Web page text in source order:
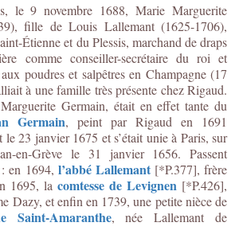
le 9 novembre 1688, Marie Marguerite
fille de Louis Lallemant (1625-1706),
Étienne et du Plessis, marchand de draps
comme conseiller-secrétaire du roi et
poudres et salpêtres en Champagne (17
à une famille très présente chez Rigaud.
Germain, était en effet tante du
Germain, peint par Rigaud en 1691
23 janvier 1675 et s’était unie à Paris, sur
en-Grève le 31 janvier 1656. Passent
en 1694, l’abbé Lallemant[*P.377], frère
1695, la comtesse de Levignen [*P.426],
Dazy, et enfin en 1739, une petite nièce de
Saint-Amaranthe, née Lallemant de